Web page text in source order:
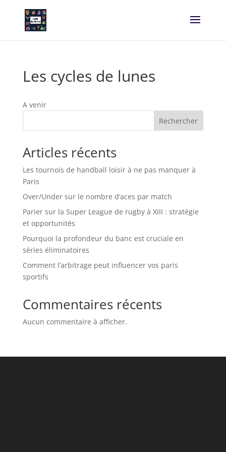
Les cycles de lunes
A venir
Rechercher
Articles récents
Les tournois de handball loisir à ne pas manquer à
Paris
Over/Under sur le nombre d’aces par match
Parier sur la Super League de rugby à XIII : stratégie
et opportunités
Pourquoi la profondeur du banc est cruciale en
séries éliminatoires
Comment l’arbitrage peut influencer vos paris
sportifs
Commentaires récents
Aucun commentaire à afficher.